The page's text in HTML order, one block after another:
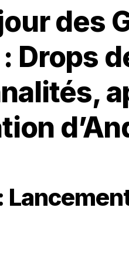
des
Drops